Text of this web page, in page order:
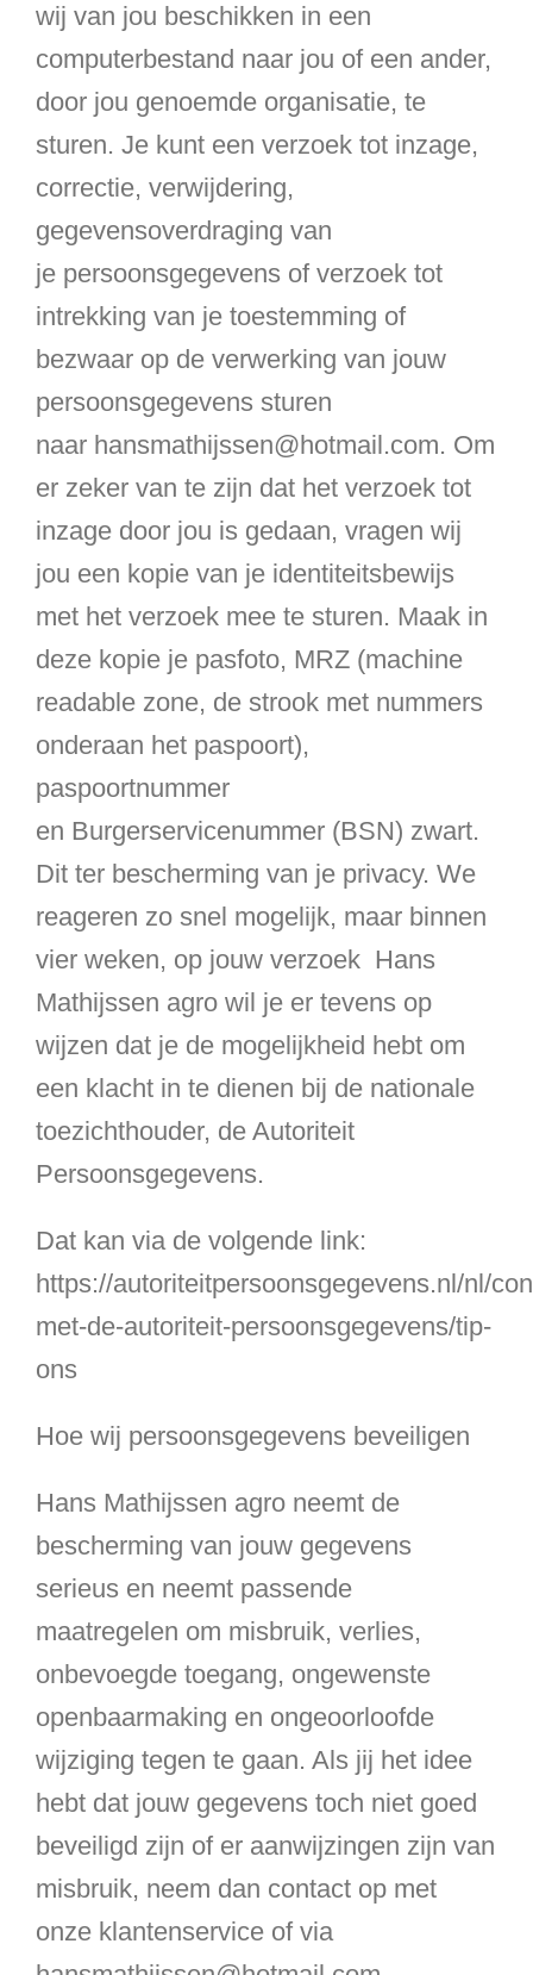
wij van jou beschikken in een
computerbestand naar jou of een ander,
door jou genoemde organisatie, te
sturen. Je kunt een verzoek tot inzage,
correctie, verwijdering,
gegevensoverdraging van
je persoonsgegevens of verzoek tot
intrekking van je toestemming of
bezwaar op de verwerking van jouw
persoonsgegevens sturen
naar hansmathijssen@hotmail.com. Om
er zeker van te zijn dat het verzoek tot
inzage door jou is gedaan, vragen wij
jou een kopie van je identiteitsbewijs
met het verzoek mee te sturen. Maak in
deze kopie je pasfoto, MRZ (machine
readable zone, de strook met nummers
onderaan het paspoort),
paspoortnummer
en Burgerservicenummer (BSN) zwart.
Dit ter bescherming van je privacy. We
reageren zo snel mogelijk, maar binnen
vier weken, op jouw verzoek Hans
Mathijssen agro wil je er tevens op
wijzen dat je de mogelijkheid hebt om
een klacht in te dienen bij de nationale
toezichthouder, de Autoriteit
Persoonsgegevens.
Dat kan via de volgende link:
https://autoriteitpersoonsgegevens.nl/nl/
met-de-autoriteit-persoonsgegevens/tip-
ons
Hoe wij persoonsgegevens beveiligen
Hans Mathijssen agro neemt de
bescherming van jouw gegevens
serieus en neemt passende
maatregelen om misbruik, verlies,
onbevoegde toegang, ongewenste
openbaarmaking en ongeoorloofde
wijziging tegen te gaan. Als jij het idee
hebt dat jouw gegevens toch niet goed
beveiligd zijn of er aanwijzingen zijn van
misbruik, neem dan contact op met
onze klantenservice of via